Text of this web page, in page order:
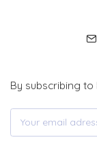
By subscribing